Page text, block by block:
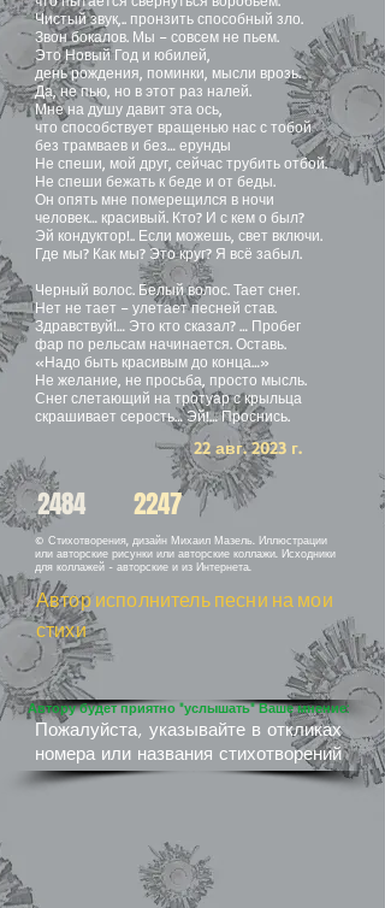
Чистый звук,.. пронзить способный зло.
Звон бокалов. Мы – совсем не пьем.
Это Новый Год и юбилей,
день рождения, поминки, мысли врозь.
Да, не пью, но в этот раз налей.
Мне на душу давит эта ось,
что способствует вращенью нас с тобой
без трамваев и без… ерунды
Не спеши, мой друг, сейчас трубить отбой.
Не спеши бежать к беде и от беды.
Он опять мне померещился в ночи
человек… красивый. Кто? И с кем о был?
Эй кондуктор!.. Если можешь, свет включи.
Где мы? Как мы? Это круг? Я всё забыл.
Черный волос. Белый волос. Тает снег.
Нет не тает – улетает песней став.
Здравствуй!… Это кто сказал? … Пробег
фар по рельсам начинается. Оставь.
«Надо быть красивым до конца…»
Не желание, не просьба, просто мысль.
Снег слетающий на тротуар с крыльца
скрашивает серость… Эй!… Проснись.
22 авг. 2023 г.
2484 2247
© Стихотворения, дизайн Михаил Мазель. Иллюстрации
или авторские рисунки или авторские коллажи. Исходники
для коллажей - авторские и из Интернета.
Автор исполнитель песни на мои
стихи
Автору будет приятно "услышать" Ваше мнение:
Пожалуйста, указывайте в откликах
номера или названия стихотворений